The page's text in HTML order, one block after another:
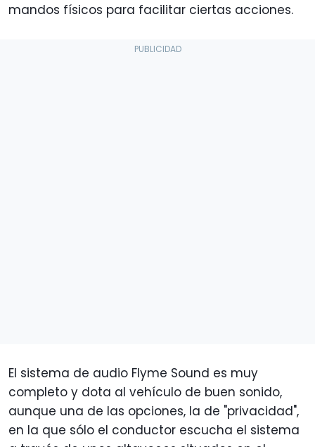
mandos físicos para facilitar ciertas acciones.
El sistema de audio Flyme Sound es muy
completo y dota al vehículo de buen sonido,
aunque una de las opciones, la de "privacidad",
en la que sólo el conductor escucha el sistema